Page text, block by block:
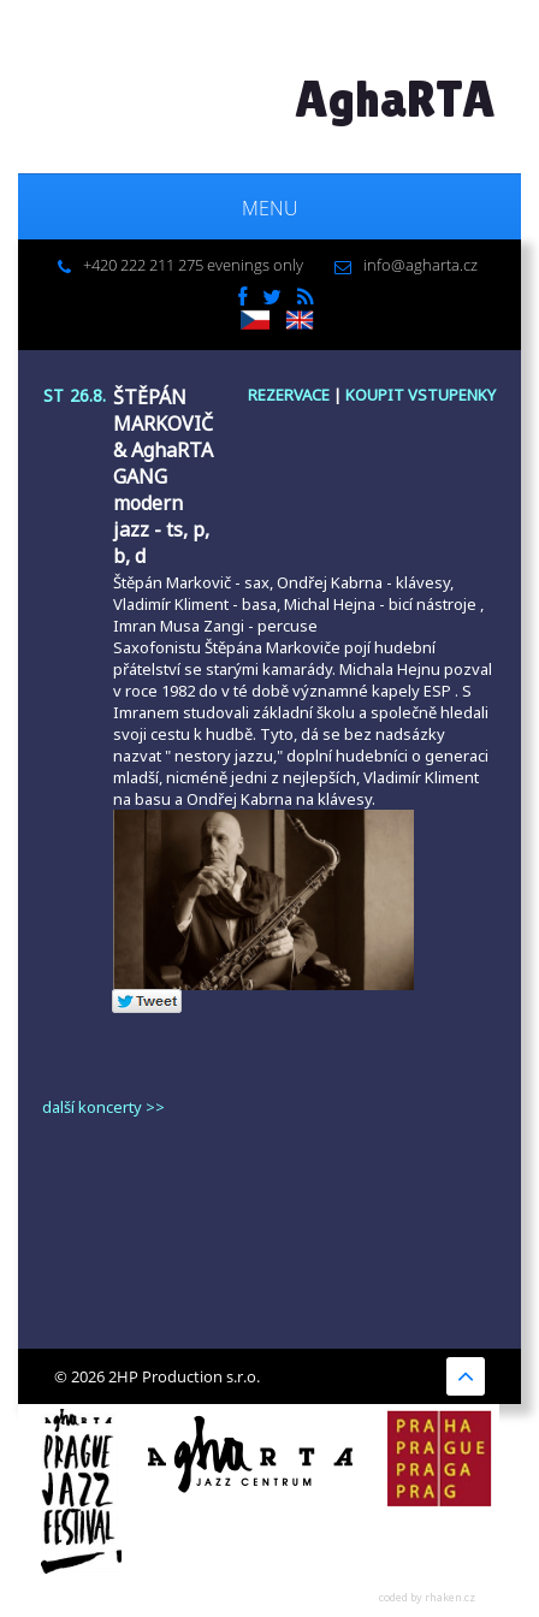
AghaRTA
MENU
+420 222 211 275 evenings only info@agharta.cz
ST 26.8. ŠTĚPÁN
MARKOVIČ
& AghaRTA
GANG
modern
jazz - ts, p,
b, d
REZERVACE | KOUPIT VSTUPENKY
Štěpán Markovič - sax, Ondřej Kabrna - klávesy,
Vladimír Kliment - basa, Michal Hejna - bicí nástroje ,
Imran Musa Zangi - percuse
Saxofonistu Štěpána Markoviče pojí hudební
přátelství se starými kamarády. Michala Hejnu pozval
v roce 1982 do v té době významné kapely ESP . S
Imranem studovali základní školu a společně hledali
svoji cestu k hudbě. Tyto, dá se bez nadsázky
nazvat " nestory jazzu," doplní hudebníci o generaci
mladší, nicméně jedni z nejlepších, Vladimír Kliment
na basu a Ondřej Kabrna na klávesy.
další koncerty >>
© 2026 2HP Production s.r.o.
coded by rhaken.cz